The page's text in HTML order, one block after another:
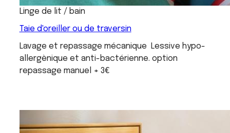
Linge de lit / bain
Taie d'oreiller ou de traversin
Lavage et repassage mécanique Lessive hypo-
allergènique et anti-bactérienne. option
repassage manuel + 3€